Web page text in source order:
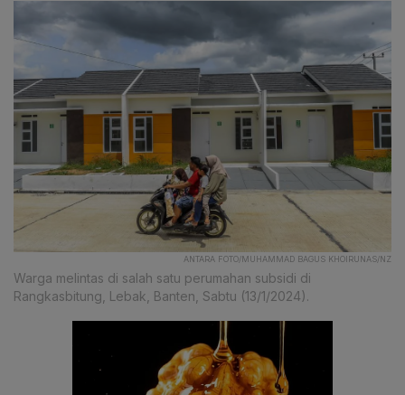
ANTARA FOTO/MUHAMMAD BAGUS KHOIRUNAS/NZ
Warga melintas di salah satu perumahan subsidi di
Rangkasbitung, Lebak, Banten, Sabtu (13/1/2024).